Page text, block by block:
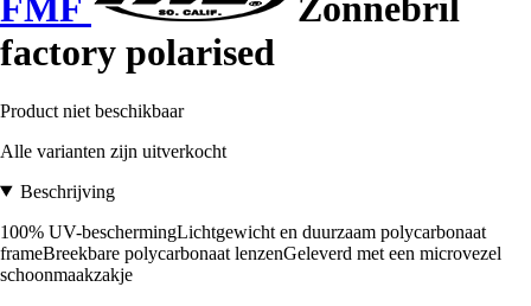
FMF
Zonnebril
factory polarised
Product niet beschikbaar
Alle varianten zijn uitverkocht
Beschrijving
100% UV-beschermingLichtgewicht en duurzaam polycarbonaat
frameBreekbare polycarbonaat lenzenGeleverd met een microvezel
schoonmaakzakje